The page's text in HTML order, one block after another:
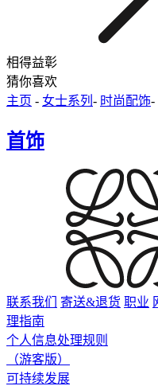
相得益彰
猜你喜欢
主页 - 女士系列 - 时尚配饰-
首饰
联系我们 寄送&退货 职业
理指南
个人信息处理规则
（游客版）
可持续发展